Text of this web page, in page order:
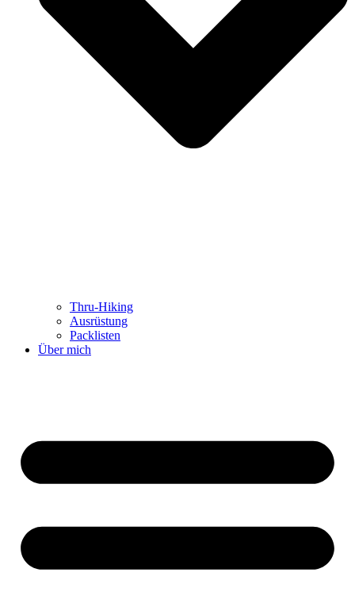
Thru-Hiking
Ausrüstung
Packlisten
Über mich